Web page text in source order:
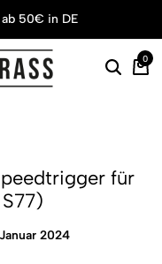
ab 50€ in DE
0
für
2024